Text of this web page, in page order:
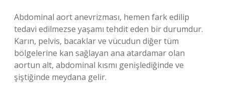
Abdominal aort anevrizması, hemen fark edilip
tedavi edilmezse yaşamı tehdit eden bir durumdur.
Karın, pelvis, bacaklar ve vücudun diğer tüm
bölgelerine kan sağlayan ana atardamar olan
aortun alt, abdominal kısmı genişlediğinde ve
şiştiğinde meydana gelir.